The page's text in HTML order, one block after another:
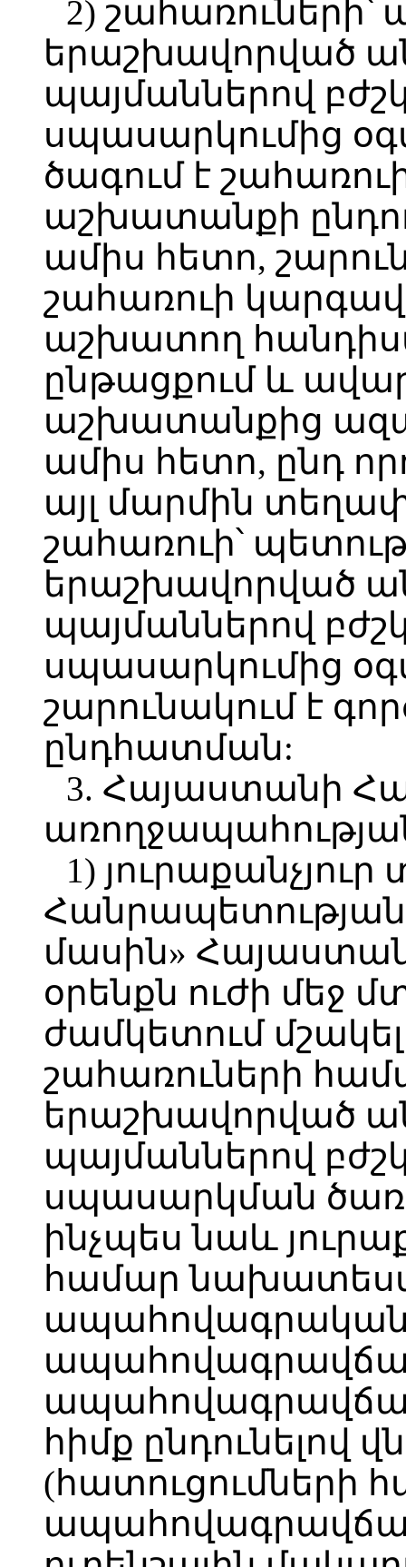
2) շահառուների՝
երաշխավորված
պայմաններով
սպասարկումից
ծագում է
աշխատանքի
ամիս հետո,
շահառուի
աշխատող
ընթացքում և
աշխատանքից
ամիս հետո, ընդ
այլ մարմին
շահառուի՝
երաշխավորված
պայմաններով
սպասարկումից
շարունակում է
ընդհատման:
3. Հայաստանի
1)
մասին»
օրենքն ուժի մեջ
ժամկետում
շահառուների
երաշխավորված
պայմաններով
սպասարկման
ինչպես նաև
համար
ապահովագրական
հիմք ընդունելով
(հատուցումների